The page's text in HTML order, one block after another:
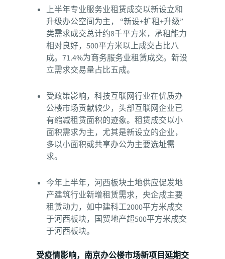
上半年专业服务业租赁成交以新设立和
升级办公空间为主， “新设+扩租+升级”
类需求成交总计约8千平方米，承租能力
相对良好，500平方米以上成交占比八
成。71.4%为商务服务业租赁成交。新设
立需求交易量占比五成。
受政策影响，科技互联网行业在优质办
公楼市场贡献较少，头部互联网企业已
有缩减租赁面积的迹象。租赁成交以小
面积需求为主，尤其是新设立的企业，
多以小面积或共享办公为主要选址需
求。
今年上半年，河西板块土地供应促发地
产建筑行业新增租赁需求，央企成主要
租赁动力，如中建科工2000平方米成交
于河西板块，国贸地产超500平方米成交
于河西板块。
受疫情影响，南京办公楼市场新项目延期交